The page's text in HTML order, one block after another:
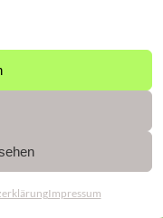
Impressum